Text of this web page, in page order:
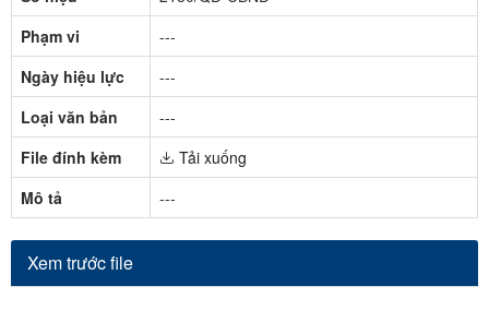
Phạm vi
---
Ngày hiệu lực
---
Loại văn bản
---
File đính kèm
Tải xuống
Mô tả
---
Xem trước file